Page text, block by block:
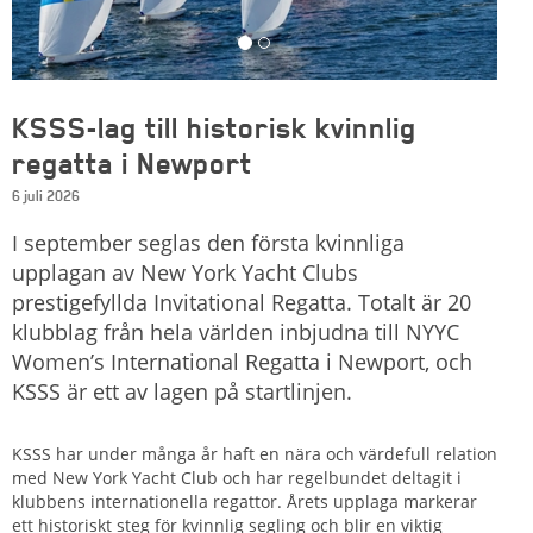
KSSS-lag till historisk kvinnlig
regatta i Newport
6 juli 2026
I september seglas den första kvinnliga
upplagan av New York Yacht Clubs
prestigefyllda Invitational Regatta. Totalt är 20
klubblag från hela världen inbjudna till NYYC
Women’s International Regatta i Newport, och
KSSS är ett av lagen på startlinjen.
KSSS har under många år haft en nära och värdefull relation
med New York Yacht Club och har regelbundet deltagit i
klubbens internationella regattor. Årets upplaga markerar
ett historiskt steg för kvinnlig segling och blir en viktig